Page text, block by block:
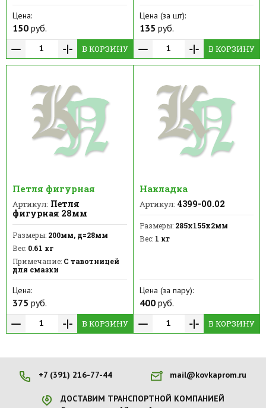
Цена:
150 руб.
В КОРЗИНУ
Цена (за шт):
135 руб.
В КОРЗИНУ
Петля фигурная
Артикул: Петля
фигурная 28мм
Размеры: 200мм, д=28мм
Вес: 0.61 кг
Примечание: С тавотницей
для смазки
Цена:
375 руб.
В КОРЗИНУ
Накладка
Артикул: 4399-00.02
Размеры:285х155х2мм
Вес:1 кг
Цена (за пару):
400руб.
В КОРЗИНУ
+7 (391) 216-77-44 mail@kovkaprom.ru
ДОСТАВИМ ТРАНСПОРТНОЙ КОМПАНИЕЙ